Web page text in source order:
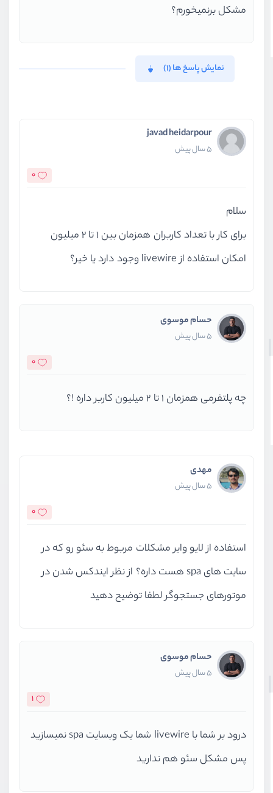
مشکل برنمیخورم؟
نمایش پاسخ ها (1)
javad heidarpour
5 سال پیش
0
سلام
برای کار با تعداد کاربران همزمان بین 1 تا 2 میلیون
امکان استفاده از livewire وجود دارد یا خیر؟
حسام موسوی
5 سال پیش
0
چه پلتفرمی همزمان 1 تا 2 میلیون کاربر داره !؟
مهدی
5 سال پیش
0
استفاده از لایو وایر مشکلات مربوط به سئو رو که در
سایت های spa هست داره؟ از نظر ایندکس شدن در
موتورهای جستجوگر لطفا توضیح دهید
حسام موسوی
5 سال پیش
1
درود بر شما با livewire شما یک وبسایت spa نمیسازید
پس مشکل سئو هم ندارید